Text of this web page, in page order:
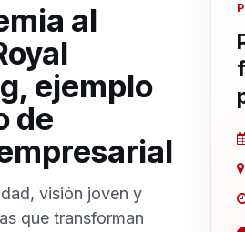
al
ejemplo
de
visión joven y
que transforman